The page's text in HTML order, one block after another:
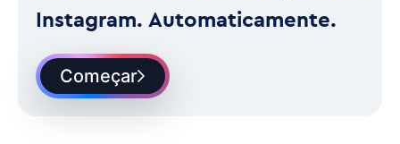
Instagram. Automaticamente.
Começar